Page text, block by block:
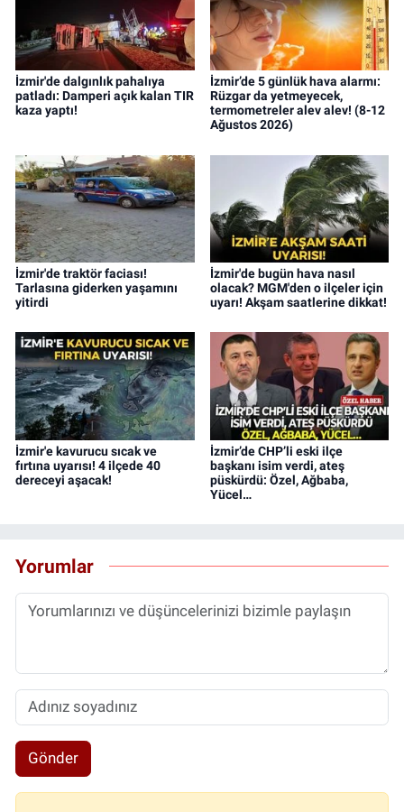
İzmir'de dalgınlık pahalıya
patladı: Damperi açık kalan TIR
kaza yaptı!
İzmir’de 5 günlük hava alarmı:
Rüzgar da yetmeyecek,
termometreler alev alev! (8-12
Ağustos 2026)
İzmir'de traktör faciası!
Tarlasına giderken yaşamını
yitirdi
İzmir'de bugün hava nasıl
olacak? MGM'den o ilçeler için
uyarı! Akşam saatlerine dikkat!
İzmir'e kavurucu sıcak ve
fırtına uyarısı! 4 ilçede 40
dereceyi aşacak!
İzmir’de CHP’li eski ilçe
başkanı isim verdi, ateş
püskürdü: Özel, Ağbaba,
Yücel…
Yorumlar
Gönder